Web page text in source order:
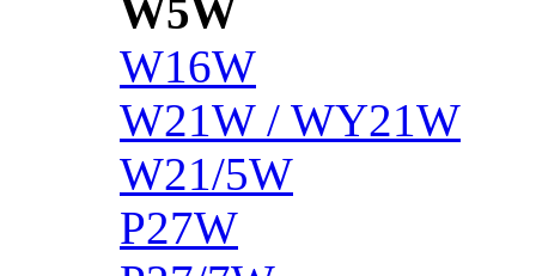
W5W
W16W
W21W / WY21W
W21/5W
P27W